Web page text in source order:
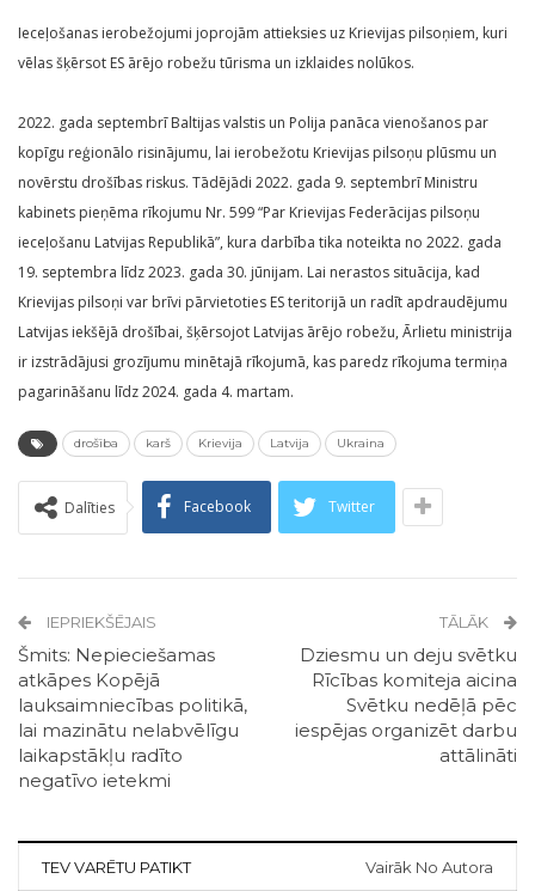
Ieceļošanas ierobežojumi joprojām attieksies uz Krievijas pilsoņiem, kuri
vēlas šķērsot ES ārējo robežu tūrisma un izklaides nolūkos.
2022. gada septembrī Baltijas valstis un Polija panāca vienošanos par
kopīgu reģionālo risinājumu, lai ierobežotu Krievijas pilsoņu plūsmu un
novērstu drošības riskus. Tādējādi 2022. gada 9. septembrī Ministru
kabinets pieņēma rīkojumu Nr. 599 “Par Krievijas Federācijas pilsoņu
ieceļošanu Latvijas Republikā”, kura darbība tika noteikta no 2022. gada
19. septembra līdz 2023. gada 30. jūnijam. Lai nerastos situācija, kad
Krievijas pilsoņi var brīvi pārvietoties ES teritorijā un radīt apdraudējumu
Latvijas iekšējā drošībai, šķērsojot Latvijas ārējo robežu, Ārlietu ministrija
ir izstrādājusi grozījumu minētajā rīkojumā, kas paredz rīkojuma termiņa
pagarināšanu līdz 2024. gada 4. martam.
drošība karš Krievija Latvija Ukraina
Dalīties Facebook Twitter
IEPRIEKŠĒJAIS
Šmits: Nepieciešamas
atkāpes Kopējā
lauksaimniecības politikā,
lai mazinātu nelabvēlīgu
laikapstākļu radīto
negatīvo ietekmi
TĀLĀK
Dziesmu un deju svētku
Rīcības komiteja aicina
Svētku nedēļā pēc
iespējas organizēt darbu
attālināti
TEV VARĒTU PATIKT Vairāk No Autora